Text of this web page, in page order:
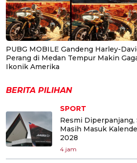
PUBG MOBILE Gandeng Harley-
Perang di Medan Tempur Makin
Ikonik Amerika
BERITA PILIHAN
SPORT
Resmi
Masih Masuk
2028
4 jam